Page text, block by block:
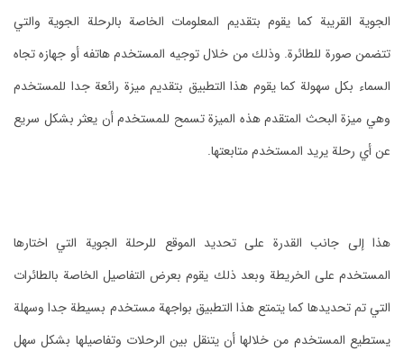
الجوية القريبة كما يقوم بتقديم المعلومات الخاصة بالرحلة الجوية والتي
تتضمن صورة للطائرة. وذلك من خلال توجيه المستخدم هاتفه أو جهازه تجاه
السماء بكل سهولة كما يقوم هذا التطبيق بتقديم ميزة رائعة جدا للمستخدم
وهي ميزة البحث المتقدم هذه الميزة تسمح للمستخدم أن يعثر بشكل سريع
عن أي رحلة يريد المستخدم متابعتها.
هذا إلى جانب القدرة على تحديد الموقع للرحلة الجوية التي اختارها
المستخدم على الخريطة وبعد ذلك يقوم بعرض التفاصيل الخاصة بالطائرات
التي تم تحديدها كما يتمتع هذا التطبيق بواجهة مستخدم بسيطة جدا وسهلة
يستطيع المستخدم من خلالها أن يتنقل بين الرحلات وتفاصيلها بشكل سهل